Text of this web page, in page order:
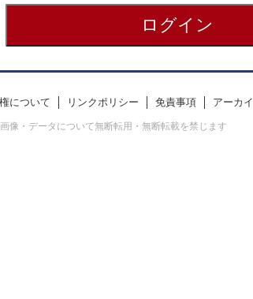
について リンクポリシー 免責事項 アーカ
・データについて無断転用・無断転載を禁じます